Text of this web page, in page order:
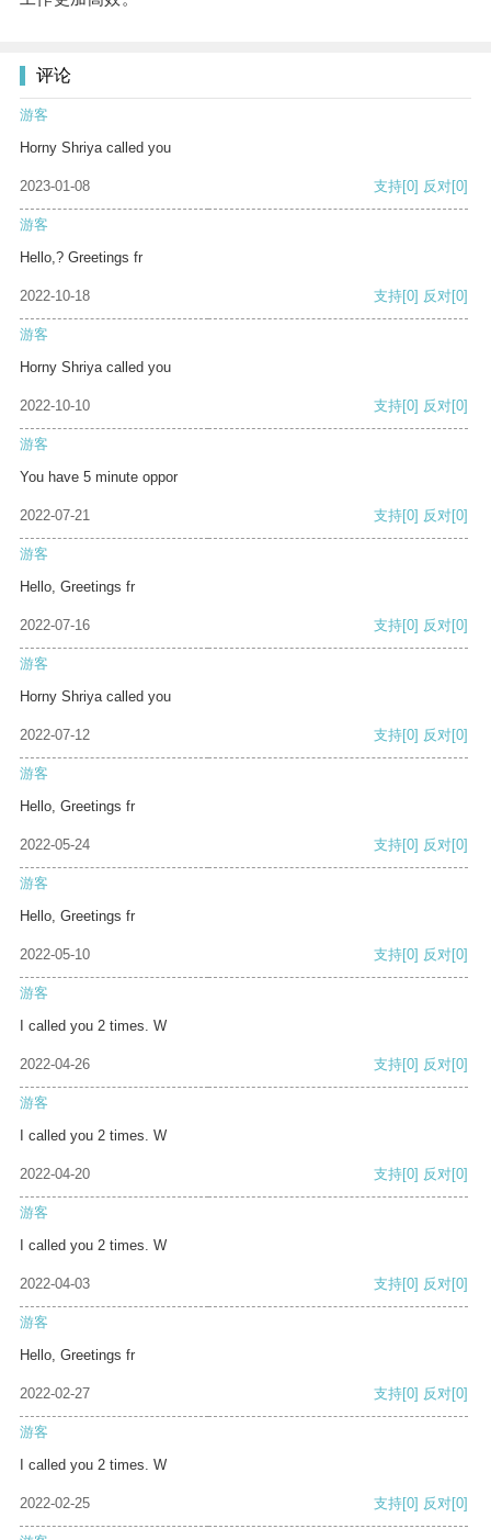
评论
游客
Horny Shriya called you
2023-01-08 支持[0] 反对[0]
游客
Hello,? Greetings fr
2022-10-18 支持[0] 反对[0]
游客
Horny Shriya called you
2022-10-10 支持[0] 反对[0]
游客
You have 5 minute oppor
2022-07-21 支持[0] 反对[0]
游客
Hello, Greetings fr
2022-07-16 支持[0] 反对[0]
游客
Horny Shriya called you
2022-07-12 支持[0] 反对[0]
游客
Hello, Greetings fr
2022-05-24 支持[0] 反对[0]
游客
Hello, Greetings fr
2022-05-10 支持[0] 反对[0]
游客
I called you 2 times. W
2022-04-26 支持[0] 反对[0]
游客
I called you 2 times. W
2022-04-20 支持[0] 反对[0]
游客
I called you 2 times. W
2022-04-03 支持[0] 反对[0]
游客
Hello, Greetings fr
2022-02-27 支持[0] 反对[0]
游客
I called you 2 times. W
2022-02-25 支持[0] 反对[0]